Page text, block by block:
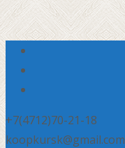
+7(4712)70-21-18
koopkursk@gmail.com